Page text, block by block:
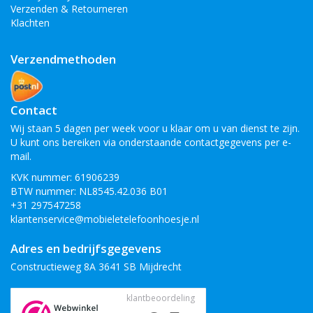
Verzenden & Retourneren
Klachten
Verzendmethoden
Contact
Wij staan 5 dagen per week voor u klaar om u van dienst te zijn.
U kunt ons bereiken via onderstaande contactgegevens per e-
mail.
KVK nummer: 61906239
BTW nummer: NL8545.42.036 B01
+31 297547258
klantenservice@mobieletelefoonhoesje.nl
Adres en bedrijfsgegevens
Constructieweg 8A 3641 SB Mijdrecht